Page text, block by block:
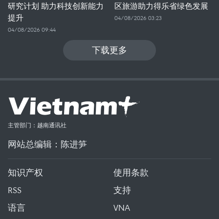
研究计划 助力科技创新能力
提升
04/08/2026 09:44
区旅游助力得乐省绿色发展
04/08/2026 03:23
下载更多
主管部门：越南通讯社
网站总编辑：陈进笋
知识产权
使用条款
RSS
支持
语言
VNA